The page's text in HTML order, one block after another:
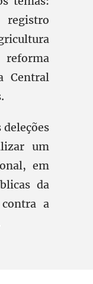
Central
um
em
da
a